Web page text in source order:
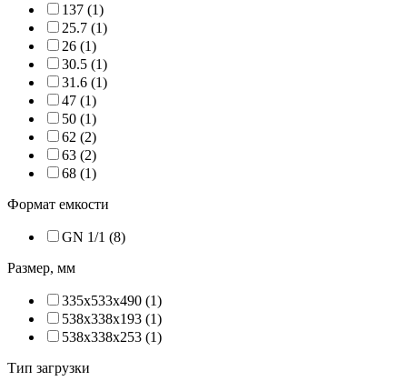
137 (1)
25.7 (1)
26 (1)
30.5 (1)
31.6 (1)
47 (1)
50 (1)
62 (2)
63 (2)
68 (1)
Формат емкости
GN 1/1 (8)
Размер, мм
335х533х490 (1)
538х338х193 (1)
538х338х253 (1)
Тип загрузки